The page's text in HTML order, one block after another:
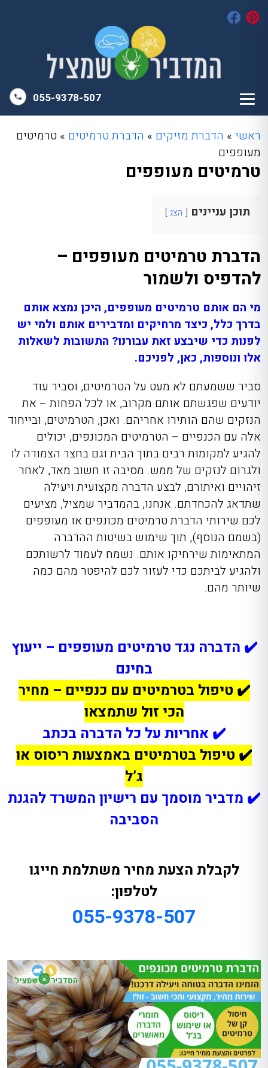
055-9378-507
ראשי » הדברת מזיקים » הדברת טרמיטים » טרמיטים
מעופפים
טרמיטים מעופפים
תוכן עניינים הצג
הדברת טרמיטים מעופפים –
להדפיס ולשמור
מי הם אותם טרמיטים מעופפים, היכן נמצא אותם
בדרך כלל, כיצד מרחיקים ומדבירים אותם ולמי יש
לפנות כדי שיבצע זאת עבורנו? התשובות לשאלות
אלו ונוספות, כאן, לפניכם.
סביר ששמעתם לא מעט על הטרמיטים, וסביר עוד
יודעים שפגשתם אותם מקרוב, או לכל הפחות – את
הנזקים שהם הותירו אחריהם. ואכן, הטרמיטים, ובייחוד
אלה עם הכנפיים – הטרמיטים המכונפים, יכולים
להגיע למקומות רבים בתוך הבית וגם בחצר הצמודה לו
ולגרום לנזקים של ממש. מסיבה זו חשוב מאד, לאחר
זיהויים ואיתורם, לבצע הדברה מקצועית ויעילה
שתדאג להכחדתם. אנחנו, בהמדביר שמציל, מציעים
לכם שירותי הדברת טרמיטים מכונפים או מעופפים
(בשמם הנוסף), תוך שימוש בשיטות ההדברה
המתאימות שירחיקו אותם. נשמח לעמוד לרשותכם
ולהגיע לביתכם כדי לעזור לכם להיפטר מהם כמה
שיותר מהם.
✔️ הדברה נגד טרמיטים מעופפים – ייעוץ
בחינם
✔️ טיפול בטרמיטים עם כנפיים – מחיר
הכי זול שתמצאו
✔️ אחריות על כל הדברה בכתב
✔️ טיפול בטרמיטים באמצעות ריסוס או
ג’ל
✔️ מדביר מוסמך עם רישיון המשרד להגנת
הסביבה
לקבלת הצעת מחיר משתלמת חייגו
לטלפון:
055-9378-507